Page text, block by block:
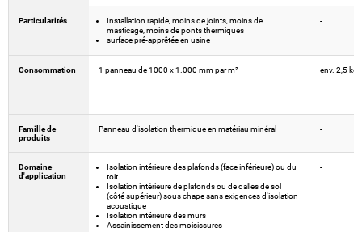
Particularités
Installation rapide, moins de joints, moins de
masticage, moins de ponts thermiques
surface pré-apprêtée en usine
-
Consommation 1 panneau de 1000 x 1.000 mm par m² env. 2,5 kg
Famille de
produits
Panneau d'isolation thermique en matériau minéral -
Domaine
d'application
Isolation intérieure des plafonds (face inférieure) ou du
toit
Isolation intérieure de plafonds ou de dalles de sol
(côté supérieur) sous chape sans exigences d'isolation
acoustique
Isolation intérieure des murs
Assainissement des moisissures
-